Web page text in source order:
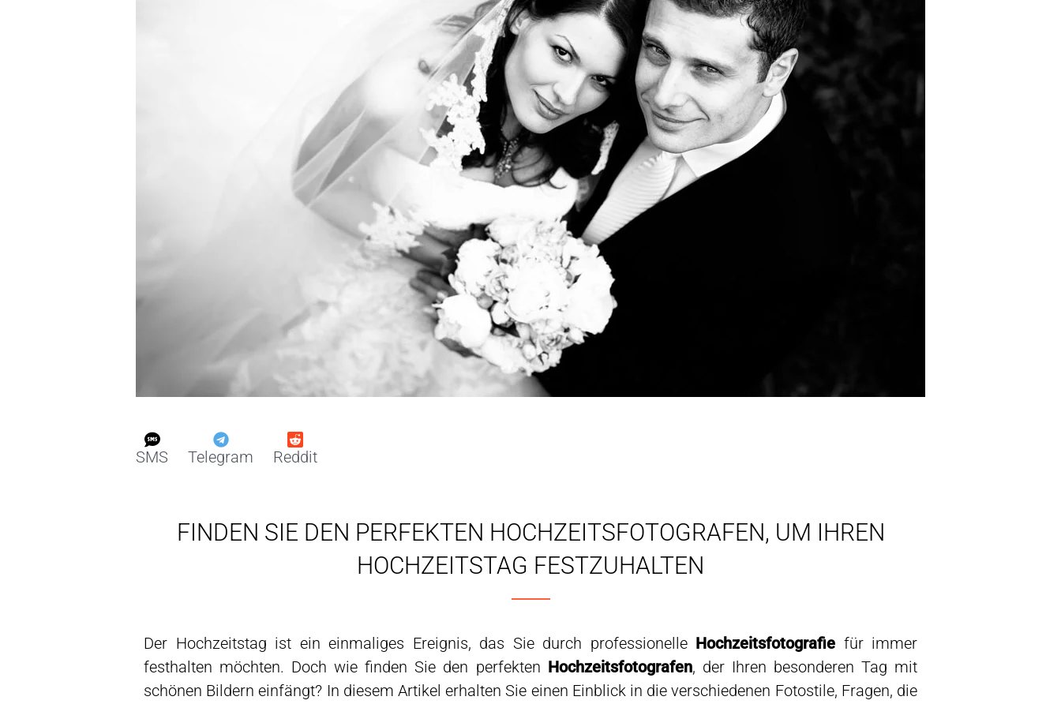
SMS Telegram Reddit
FINDEN SIE DEN PERFEKTEN HOCHZEITSFOTOGRAFEN, UM IHREN
HOCHZEITSTAG FESTZUHALTEN
Der Hochzeitstag ist ein einmaliges Ereignis, das Sie durch professionelle Hochzeitsfotografie für immer
festhalten möchten. Doch wie finden Sie den perfekten Hochzeitsfotografen, der Ihren besonderen Tag mit
schönen Bildern einfängt? In diesem Artikel erhalten Sie einen Einblick in die verschiedenen Fotostile, Fragen, die